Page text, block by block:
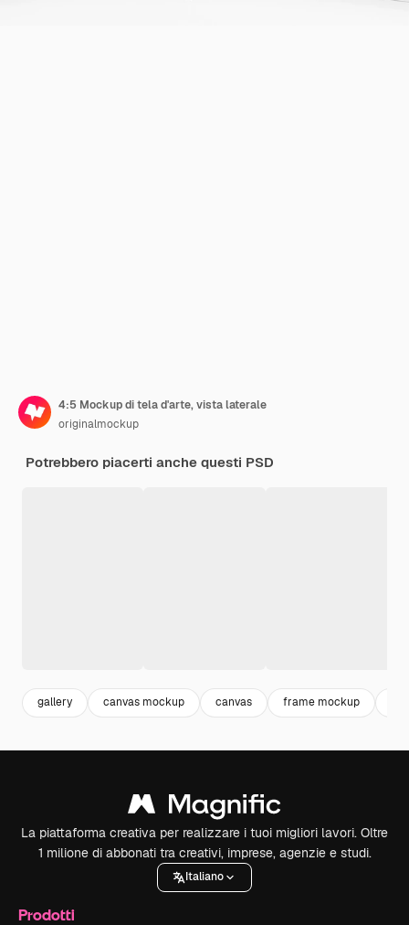
4:5 Mockup di tela d'arte, vista laterale
originalmockup
Potrebbero piacerti anche questi PSD
gallery canvas mockup canvas frame mockup
La piattaforma creativa per realizzare i tuoi migliori lavori. Oltre
1 milione di abbonati tra creativi, imprese, agenzie e studi.
Italiano
Prodotti